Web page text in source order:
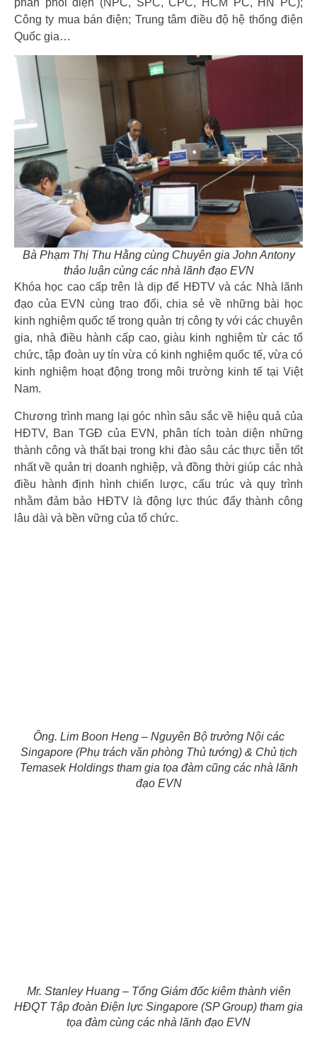
phân phối điện (NPC, SPC, CPC, HCM PC, HN PC);
Công ty mua bán điện; Trung tâm điều độ hệ thống điện
Quốc gia…
Bà Phạm Thị Thu Hằng cùng Chuyên gia John Antony
thảo luận cùng các nhà lãnh đạo EVN
Khóa học cao cấp trên là dịp để HĐTV và các Nhà lãnh
đạo của EVN cùng trao đổi, chia sẻ về những bài học
kinh nghiệm quốc tế trong quản trị công ty với các chuyên
gia, nhà điều hành cấp cao, giàu kinh nghiệm từ các tổ
chức, tập đoàn uy tín vừa có kinh nghiệm quốc tế, vừa có
kinh nghiệm hoạt động trong môi trường kinh tế tại Việt
Nam.
Chương trình mang lại góc nhìn sâu sắc về hiệu quả của
HĐTV, Ban TGĐ của EVN, phân tích toàn diện những
thành công và thất bại trong khi đào sâu các thực tiễn tốt
nhất về quản trị doanh nghiệp, và đồng thời giúp các nhà
điều hành định hình chiến lược, cấu trúc và quy trình
nhằm đảm bảo HĐTV là động lực thúc đẩy thành công
lâu dài và bền vững của tổ chức.
Ông. Lim Boon Heng – Nguyên Bộ trưởng Nội các
Singapore (Phụ trách văn phòng Thủ tướng) & Chủ tịch
Temasek Holdings tham gia tọa đàm cũng các nhà lãnh
đạo EVN
Mr. Stanley Huang – Tổng Giám đốc kiêm thành viên
HĐQT Tập đoàn Điện lực Singapore (SP Group) tham gia
tọa đàm cùng các nhà lãnh đạo EVN